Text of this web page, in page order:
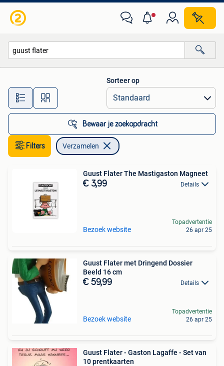
Alle afstanden…
Sorteer op
Bewaar je zoekopdracht
Filters Verzamelen
Guust Flater The Mastigaston Magneet
€ 3,99 Details
Bezoek website
Topadvertentie
26 apr 25
Guust Flater met Dringend Dossier
Beeld 16 cm
€ 59,99 Details
Bezoek website
Topadvertentie
26 apr 25
Guust Flater - Gaston Lagaffe - Set van
10 prentkaarten